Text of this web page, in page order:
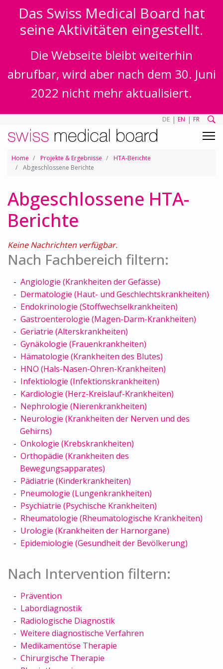
Das Swiss Medical Board hat
seine Aktivitäten eingestellt.
Die Webseite bleibt weiterhin
abrufbar, wird aber nach dem 30. Juni
2022 nicht mehr aktualisiert.
DE | EN | FR
Home Projekte & Ergebnisse
HTA-Berichte
Abgeschlossene Berichte
Abgeschlossene HTA-
Berichte
Keine Nachrichten verfügbar.
Nach Fachbereich filtern:
Angiologie (Krankheiten der Gefässe)
Dermatologie (Haut- und Geschlechtskrankheiten)
Endokrinologie (Stoffwechselkrankheiten)
Gastroenterologie (Magen-Darm-Krankheiten)
Geriatrie (Alterskrankheiten)
Gynäkologie (Frauenkrankheiten)
Hämatologie (Krankheiten des Blutes)
HNO (Hals-Nasen-Ohren-Krankheiten)
Infektiologie (Infektionskrankheiten)
Kardiologie (Herz-Kreislauf-Krankheiten)
Nephrologie (Nierenkrankheiten)
Neurologie (Krankheiten der Nerven und des
Gehirns)
Onkologie (Krebskrankheiten)
Orthopädie (Krankheiten des
Bewegungsapparates)
Pädiatrie (Kinderkrankheiten)
Pneumologie (Lungenkrankheiten)
Psychiatrie (Psychische Krankheiten)
Rheumatologie (Rheumatologische Krankheiten)
Urologie (Krankheiten der Harnorgane)
Epidemiologie (Gesundheit der Bevölkerung)
Nach Intervention filtern:
Prävention
Labordiagnostik
Radiologische Diagnostik
Weitere diagnostische Verfahren
Medikamentöse Therapie
Chirurgische Therapie